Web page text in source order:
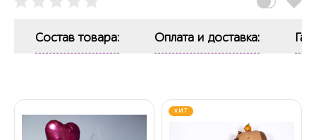
Состав товара: Оплата и доставка:
ХИТ